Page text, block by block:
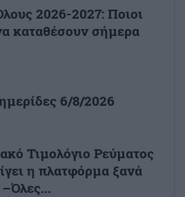
2026-2027: Ποιοι
καταθέσουν σήμερα
6/8/2026
Τιμολόγιο Ρεύματος
η πλατφόρμα ξανά
–Όλες...